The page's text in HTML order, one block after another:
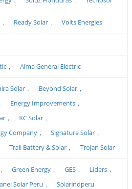
Ready Solar， Volts Energies
， Alma General Electric
Solar，
Beyond Solar，
Energy Improvements，
，
KC Solar，
Company，
Signature Solar，
Trail Battery & Solar， Trojan Solar
Green Energy， GES，
Liders，
Solar Peru， Solarindperu